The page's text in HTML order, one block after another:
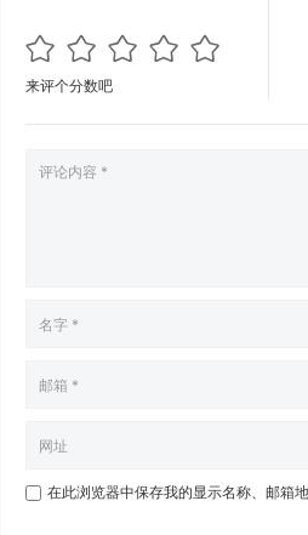
来评个分数吧
在此浏览器中保存我的显示名称、邮箱